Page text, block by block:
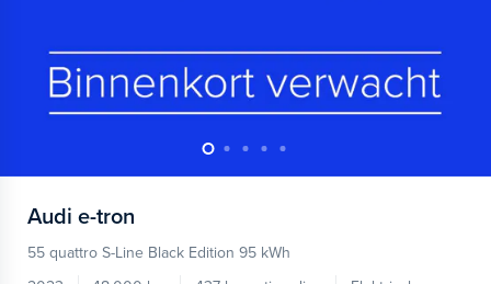
Audi e-tron
55 quattro S-Line Black Edition 95 kWh